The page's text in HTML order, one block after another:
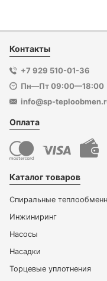
Контакты
+7 929 510-01-36
Пн—Пт 09:00—18:00
info@sp-
Оплата
Каталог товаров
Спиральные
Инжиниринг
Насосы
Насадки
Торцевые уплотнения